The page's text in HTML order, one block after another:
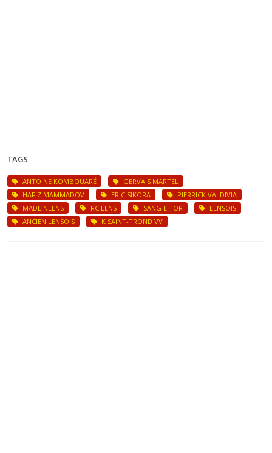
TAGS
ANTOINE KOMBOUARÉ
GERVAIS MARTEL
HAFIZ MAMMADOV
ERIC SIKORA
PIERRICK VALDIVIA
MADEINLENS
RC LENS SANG ET OR
LENSOIS
ANCIEN LENSOIS
K SAINT-TROND VV